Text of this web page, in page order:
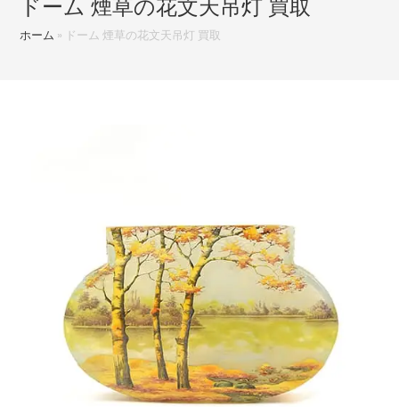
ドーム 煙草の花文天吊灯 買取
ホーム » ドーム 煙草の花文天吊灯 買取